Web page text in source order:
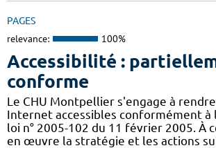
PAGES
relevance: 100%
Accessibilité :
conforme
Le CHU Montpellier s'engage à
Internet accessibles conformément à
loi n° 2005-102 du 11 février 2005. À
en œuvre la stratégie et les actions